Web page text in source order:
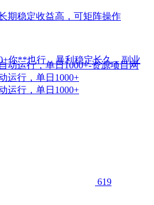
期稳定收益高，可矩阵操作
你**也行，暴利稳定长久，副业
运行，单日1000+
运行，单日1000+
619